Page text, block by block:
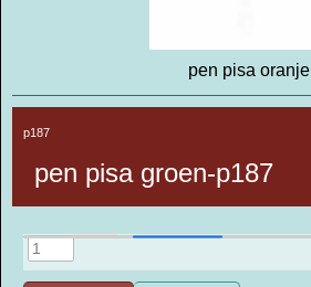
pen pisa oranje
p187
pen pisa groen-p187